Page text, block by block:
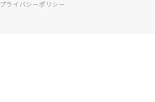
プライバシーポリシー